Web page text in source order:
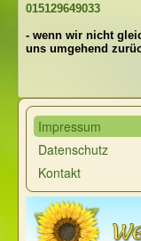
015129649033
- wenn wir nicht
uns umgehend
Impressum
Datenschutz
Kontakt